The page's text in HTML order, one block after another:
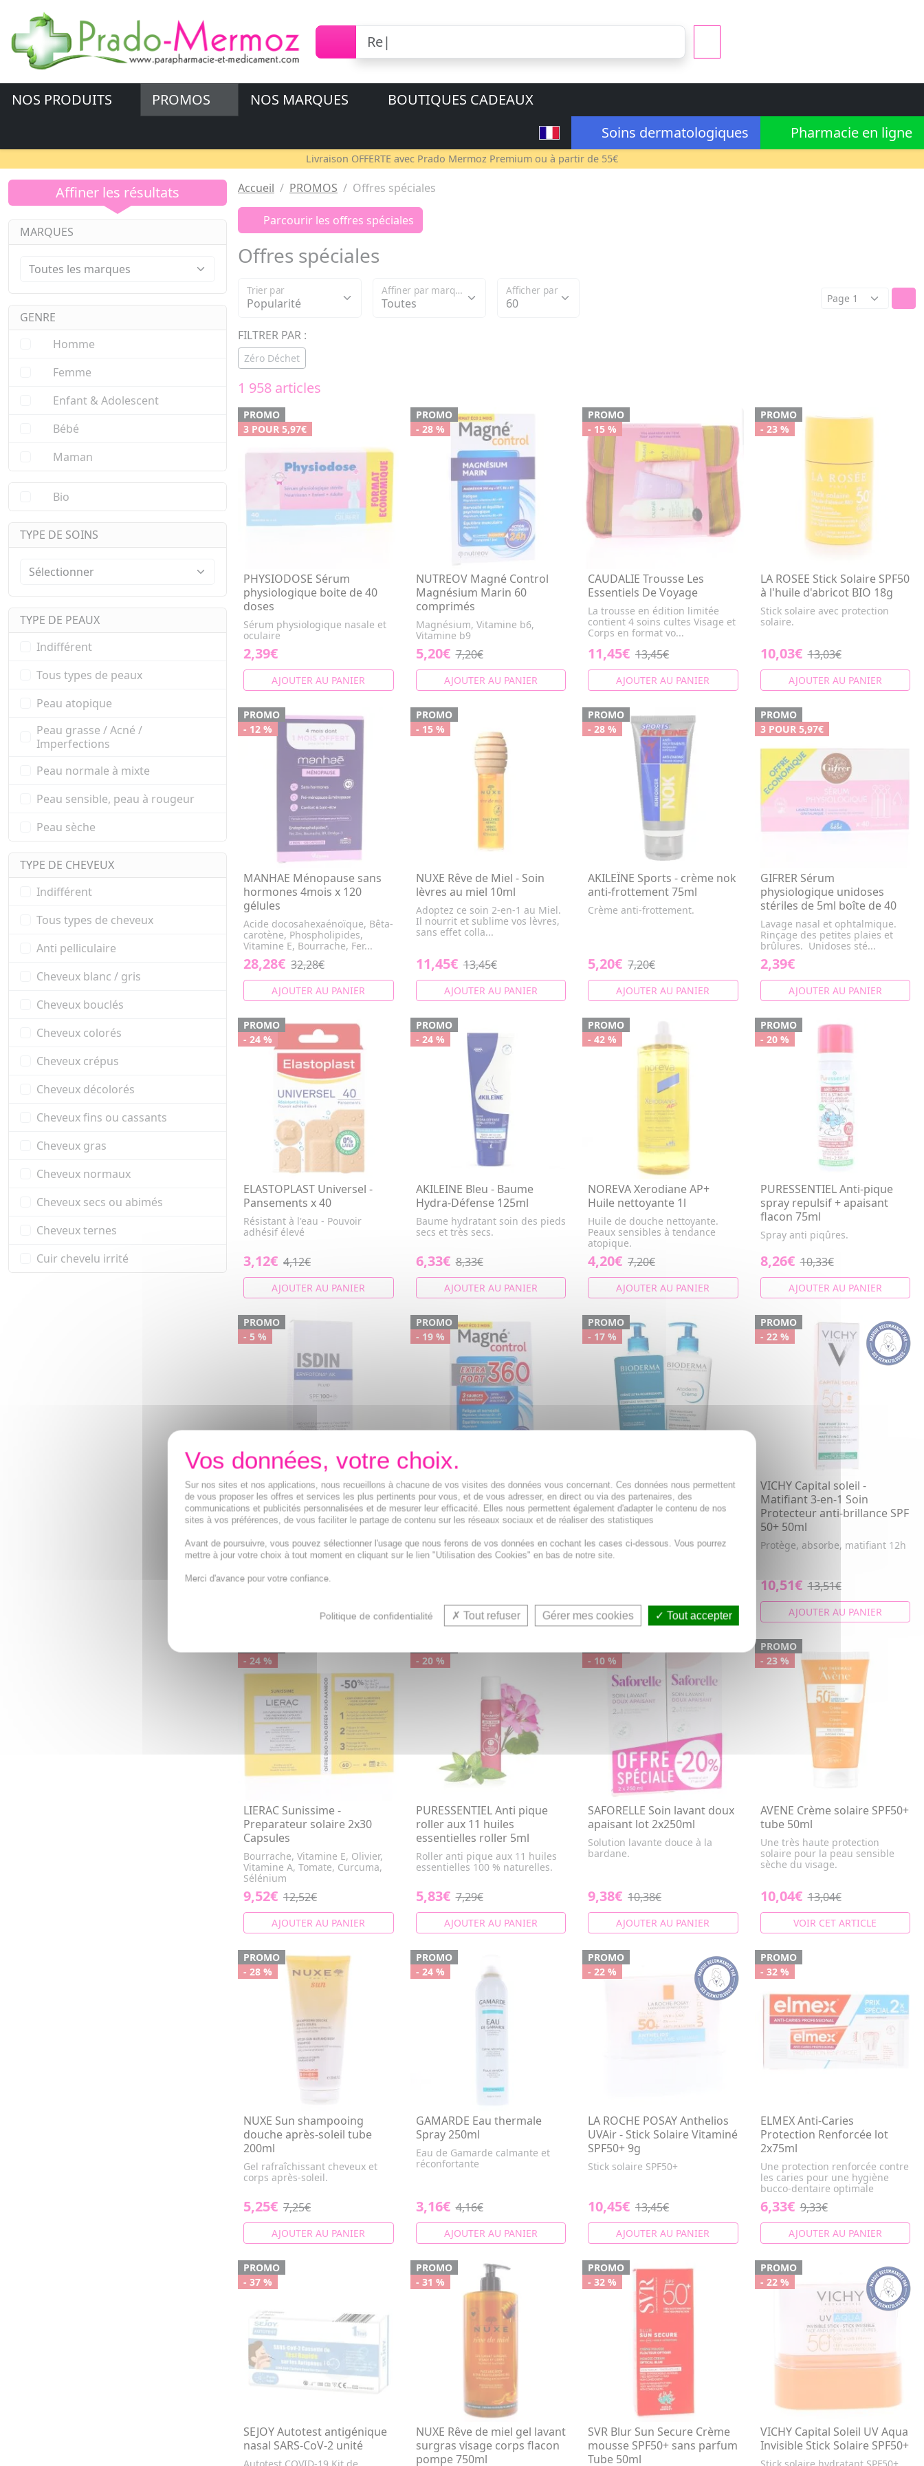
NOS PRODUITS PROMOS NOS MARQUES
BOUTIQUES CADEAUX
Soins dermatologiques
Pharmacie en ligne
Livraison OFFERTE avec Prado Mermoz Premium ou à partir de 55€
Accueil PROMOS Offres spéciales
Parcourir les offres spéciales
Offres spéciales
Trier par Affiner par marque Afficher par
FILTRER PAR :
Zéro Déchet
1 958 articles
PROMO
3 POUR 5,97€
PHYSIODOSE Sérum
physiologique boite de 40
doses
Sérum physiologique nasale et
oculaire
2,39€
AJOUTER AU PANIER
PROMO
- 28 %
NUTREOV Magné Control
Magnésium Marin 60
comprimés
Magnésium, Vitamine b6,
Vitamine b9
5,20€ 7,20€
AJOUTER AU PANIER
PROMO
- 15 %
CAUDALIE Trousse Les
Essentiels De Voyage
La trousse en édition limitée
contient 4 soins cultes Visage et
Corps en format vo...
11,45€ 13,45€
AJOUTER AU PANIER
PROMO
- 23 %
LA ROSEE Stick Solaire SPF50
à l'huile d'abricot BIO 18g
Stick solaire avec protection
solaire.
10,03€ 13,03€
AJOUTER AU PANIER
PROMO
- 12 %
MANHAE Ménopause sans
hormones 4mois x 120
gélules
Acide docosahexaénoïque, Bêta-
carotène, Phospholipides,
Vitamine E, Bourrache, Fer...
28,28€ 32,28€
AJOUTER AU PANIER
PROMO
- 15 %
NUXE Rêve de Miel - Soin
lèvres au miel 10ml
Adoptez ce soin 2-en-1 au Miel.
Il nourrit et sublime vos lèvres,
sans effet colla...
11,45€ 13,45€
AJOUTER AU PANIER
PROMO
- 28 %
AKILEÏNE Sports - crème nok
anti-frottement 75ml
Crème anti-frottement.
5,20€ 7,20€
AJOUTER AU PANIER
PROMO
3 POUR 5,97€
GIFRER Sérum
physiologique unidoses
stériles de 5ml boîte de 40
Lavage nasal et ophtalmique.
Rinçage des petites plaies et
brûlures. Unidoses sté...
2,39€
AJOUTER AU PANIER
PROMO
- 24 %
ELASTOPLAST Universel -
Pansements x 40
Résistant à l'eau - Pouvoir
adhésif élevé
3,12€ 4,12€
AJOUTER AU PANIER
PROMO
- 24 %
AKILEINE Bleu - Baume
Hydra-Défense 125ml
Baume hydratant soin des pieds
secs et très secs.
6,33€ 8,33€
AJOUTER AU PANIER
PROMO
- 42 %
NOREVA Xerodiane AP+
Huile nettoyante 1l
Huile de douche nettoyante.
Peaux sensibles à tendance
atopique.
4,20€ 7,20€
AJOUTER AU PANIER
PROMO
- 20 %
PURESSENTIEL Anti-pique
spray repulsif + apaisant
flacon 75ml
Spray anti piqûres.
8,26€ 10,33€
AJOUTER AU PANIER
PROMO
- 5 %
ISDIN Eryfotona AK Fluid
100+ SPF flacon 50ml
Prévient et améliore la
traitement des lésions
cutanées.
18,71€ 19,71€
AJOUTER AU PANIER
PROMO
- 19 %
NUTREOV Magné Control
Extra Fort 360 x60
comprimés
Vitamine B9
AJOUTER AU PANIER
PROMO
- 17 %
BIODERMA Atoderm - Crème
Ultra Parfumée
nourrissante hydratante lot
de 2*500ml
Nourrit et hydrate intensément
les peaux sensibles normales à
AJOUTER AU PANIER
PROMO
- 22 %
VICHY Capital soleil -
Matifiant 3-en-1 Soin
Protecteur anti-brillance SPF
50+ 50ml
Protège, absorbe, matifiant 12h
10,51€ 13,51€
AJOUTER AU PANIER
- 24 %
LIERAC Sunissime -
Preparateur solaire 2x30
Capsules
Bourrache, Vitamine E, Olivier,
Vitamine A, Tomate, Curcuma,
Sélénium
9,52€ 12,52€
AJOUTER AU PANIER
- 20 %
PURESSENTIEL Anti pique
roller aux 11 huiles
essentielles roller 5ml
Roller anti pique aux 11 huiles
essentielles 100 % naturelles.
5,83€ 7,29€
AJOUTER AU PANIER
- 10 %
SAFORELLE Soin lavant doux
apaisant lot 2x250ml
Solution lavante douce à la
bardane.
9,38€ 10,38€
AJOUTER AU PANIER
PROMO
- 23 %
AVENE Crème solaire SPF50+
tube 50ml
Une très haute protection
solaire pour la peau sensible
sèche du visage.
10,04€ 13,04€
VOIR CET ARTICLE
PROMO
- 28 %
NUXE Sun shampooing
douche après-soleil tube
200ml
Gel rafraîchissant cheveux et
corps après-soleil.
5,25€ 7,25€
AJOUTER AU PANIER
PROMO
- 24 %
GAMARDE Eau thermale
Spray 250ml
Eau de Gamarde calmante et
réconfortante
3,16€ 4,16€
AJOUTER AU PANIER
PROMO
- 22 %
LA ROCHE POSAY Anthelios
UVAir - Stick Solaire Vitaminé
SPF50+ 9g
Stick solaire SPF50+
10,45€ 13,45€
AJOUTER AU PANIER
PROMO
- 32 %
ELMEX Anti-Caries
Protection Renforcée lot
2x75ml
Une protection renforcée contre
les caries pour une hygiène
bucco-dentaire optimale
6,33€ 9,33€
AJOUTER AU PANIER
PROMO
- 37 %
SEJOY Autotest antigénique
nasal SARS-CoV-2 unité
PROMO
- 31 %
NUXE Rêve de miel gel lavant
surgras visage corps flacon
pompe 750ml
PROMO
- 32 %
SVR Blur Sun Secure Crème
mousse SPF50+ sans parfum
Tube 50ml
PROMO
- 22 %
VICHY Capital Soleil UV Aqua
Invisible Stick Solaire SPF50+
Affiner les résultats
MARQUES
GENRE
Homme
Femme
Enfant & Adolescent
Bébé
Maman
Bio
TYPE DE SOINS
TYPE DE PEAUX
Indifférent
Tous types de peaux
Peau atopique
Peau grasse / Acné /
Imperfections
Peau normale à mixte
Peau sensible, peau à rougeur
Peau sèche
TYPE DE CHEVEUX
Indifférent
Tous types de cheveux
Anti pelliculaire
Cheveux blanc / gris
Cheveux bouclés
Cheveux colorés
Cheveux crépus
Cheveux décolorés
Cheveux fins ou cassants
Cheveux gras
Cheveux normaux
Cheveux secs ou abimés
Cheveux ternes
Cuir chevelu irrité
Sur nos sites et nos applications, nous recueillons à chacune de vos visites des données vous concernant. Ces données nous permettent
de vous proposer les offres et services les plus pertinents pour vous, et de vous adresser, en direct ou via des partenaires, des
communications et publicités personnalisées et de mesurer leur efficacité. Elles nous permettent également d'adapter le contenu de nos
sites à vos préférences, de vous faciliter le partage de contenu sur les réseaux sociaux et de réaliser des statistiques
Avant de poursuivre, vous pouvez sélectionner l'usage que nous ferons de vos données en cochant les cases ci-dessous. Vous pourrez
mettre à jour votre choix à tout moment en cliquant sur le lien "Utilisation des Cookies" en bas de notre site.
Merci d'avance pour votre confiance.
Politique de confidentialité Tout refuser Gérer mes cookies Tout accepter